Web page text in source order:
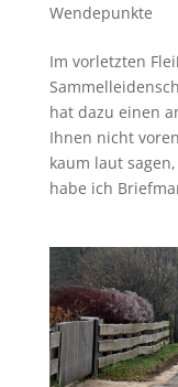
Wendepunkte
Im vorletzten
hat dazu einen
Ihnen nicht
kaum laut
habe ich